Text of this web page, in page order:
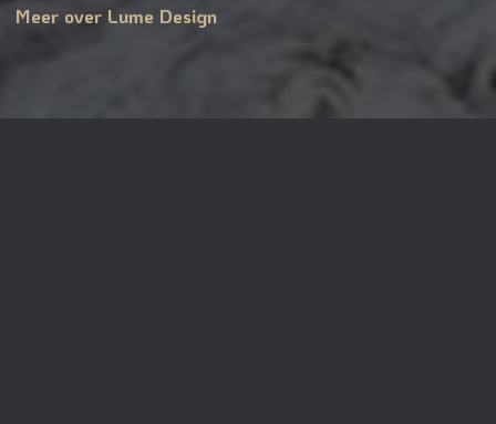
Meer over Lume Design